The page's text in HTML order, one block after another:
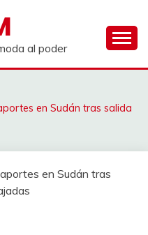
al poder
en Sudán tras salida